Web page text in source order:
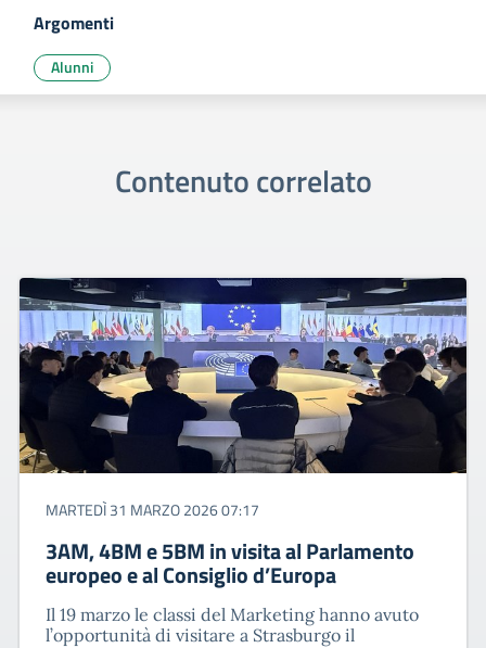
Argomenti
Alunni
Contenuto correlato
MARTEDÌ 31 MARZO 2026 07:17
3AM, 4BM e 5BM in visita al Parlamento
europeo e al Consiglio d’Europa
Il 19 marzo le classi del Marketing hanno avuto
l’opportunità di visitare a Strasburgo il